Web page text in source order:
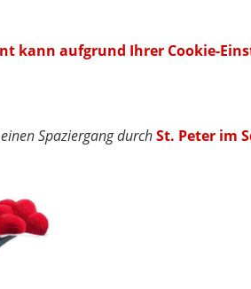
kann aufgrund Ihrer Cookie-
Spaziergang durchSt. Peter im